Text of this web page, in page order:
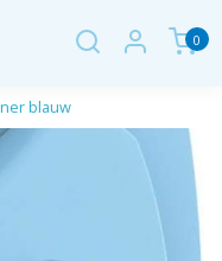
0
blauw